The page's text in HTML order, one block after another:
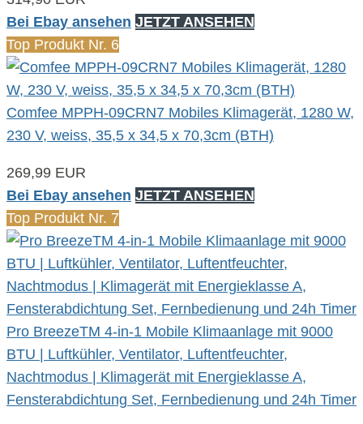
Bei Ebay ansehen JETZT ANSEHEN
Top Produkt Nr. 6
Comfee MPPH-09CRN7 Mobiles Klimagerät, 1280 W,
230 V, weiss, 35,5 x 34,5 x 70,3cm (BTH)
269,99 EUR
Bei Ebay ansehen JETZT ANSEHEN
Top Produkt Nr. 7
Pro BreezeTM 4-in-1 Mobile Klimaanlage mit 9000
BTU | Luftkühler, Ventilator, Luftentfeuchter,
Nachtmodus | Klimagerät mit Energieklasse A,
Fensterabdichtung Set, Fernbedienung und 24h Timer